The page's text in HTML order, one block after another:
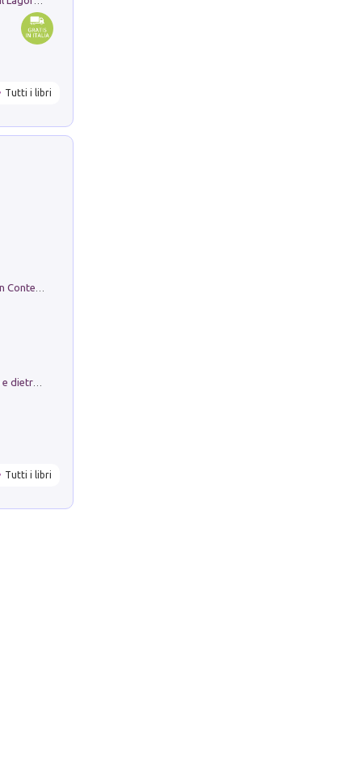
Tutti i libri
Tutti i libri